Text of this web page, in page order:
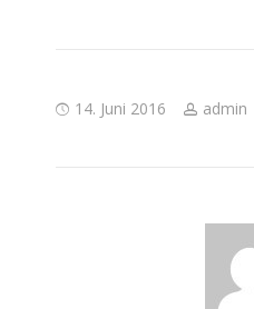
14. Juni 2016 admin